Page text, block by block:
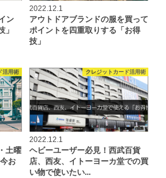
ン
」
2022.12.1
アウトドアブランドの服を買って
ポイントを四重取りする「お得
技」
活用術
土曜
お
クレジットカード活用術
2022.12.1
ヘビーユーザー必見！西武百貨
店、西友、イトーヨーカ堂での買
い物で使いたい…